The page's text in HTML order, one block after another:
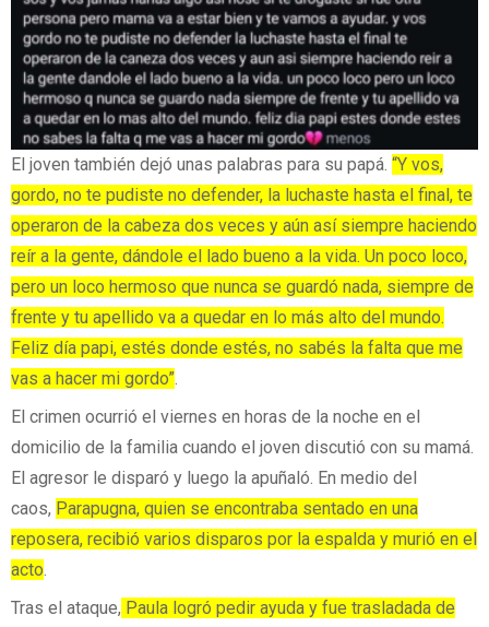
El joven también dejó unas palabras para su papá. “Y vos,
gordo, no te pudiste no defender, la luchaste hasta el final, te
operaron de la cabeza dos veces y aún así siempre haciendo
reír a la gente, dándole el lado bueno a la vida. Un poco loco,
pero un loco hermoso que nunca se guardó nada, siempre de
frente y tu apellido va a quedar en lo más alto del mundo.
Feliz día papi, estés donde estés, no sabés la falta que me
vas a hacer mi gordo”
El crimen ocurrió el viernes en horas de la noche en el
domicilio de la familia cuando el joven discutió con su mamá.
El agresor le disparó y luego la apuñaló. En medio del
caos, Parapugna, quien se encontraba sentado en una
reposera, recibió varios disparos por la espalda y murió en el
acto.
Tras el ataque, Paula logró pedir ayuda y fue trasladada de